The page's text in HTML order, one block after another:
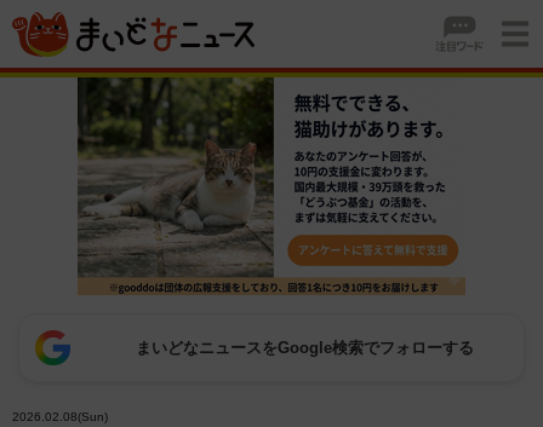
まいどなニュースをGoogle検索でフォローする
2026.02.08(Sun)